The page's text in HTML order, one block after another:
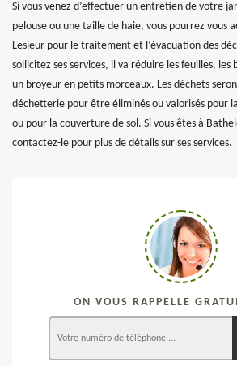
Si vous venez d’effectuer un entretien de votre
pelouse ou une taille de haie, vous pourrez vous
Lesieur pour le traitement et l’évacuation des
sollicitez ses services, il va réduire les feuilles, les
un broyeur en petits morceaux. Les déchets
déchetterie pour être éliminés ou valorisés pour
ou pour la couverture de sol. Si vous êtes à
contactez-le pour plus de détails sur ses services.
ON VOUS RAPPELLE